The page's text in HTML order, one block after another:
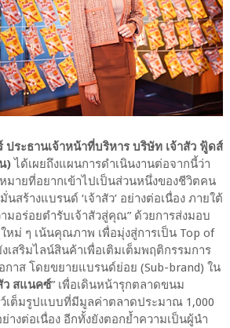
ระธานเจ้าหน้าที่บริหาร บริษัท เจ้าสัว ฟู้ดส์
)ได้เผยถึงแผนการดำเนินงานต่อจากนี้ว่า
มายที่อยากเข้าไปเป็นส่วนหนึ่งของชีวิตคน
สร้างแบรนด์ ‘เจ้าสัว’ อย่างต่อเนื่อง ภายใต้
มอร่อยตำรับเจ้าสัวสู่คุณ” ด้วยการส่งมอบ
ม่ ๆ เน้นคุณภาพ เพื่อมุ่งสู่การเป็น Top of
เสริมไลน์สินค้าเพื่อเติมเต็มพฤติกรรมการ
าส โดยขยายแบรนด์ย่อย (Sub-brand) ใน
ว สแนคซ์” เพื่อเดินหน้ารุกตลาดขนม
เต็มรูปแบบที่มีมูลค่าตลาดประมาณ 1,000
างต่อเนื่อง อีกทั้งยังตอกย้ำความเป็นผู้นำ